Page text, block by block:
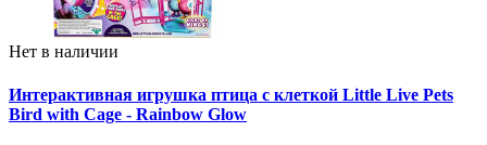
Нет в наличии
Интерактивная игрушка птица с клеткой Little Live Pets
Bird with Cage - Rainbow Glow